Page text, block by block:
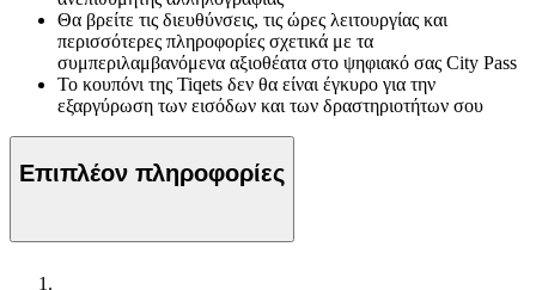
Θα βρείτε τις διευθύνσεις, τις ώρες λειτουργίας και
περισσότερες πληροφορίες σχετικά με τα
συμπεριλαμβανόμενα αξιοθέατα στο ψηφιακό σας City Pass
Το κουπόνι της Tiqets δεν θα είναι έγκυρο για την
εξαργύρωση των εισόδων και των δραστηριοτήτων σου
Επιπλέον πληροφορίες